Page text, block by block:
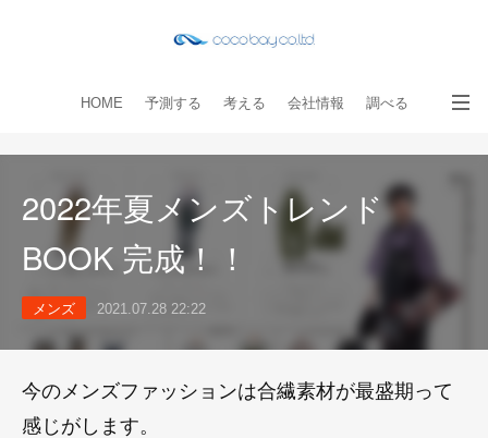
HOME 予測する 考える 会社情報 調べる
2022年夏メンズトレンド
BOOK 完成！！
メンズ 2021.07.28 22:22
今のメンズファッションは合繊素材が最盛期って
感じがします。